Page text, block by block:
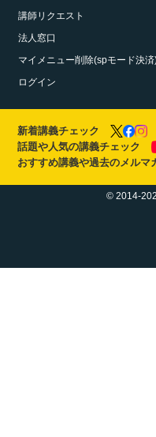
講師リクエスト
法人窓口
マイメニュー削除(spモード決済
ログイン
新着講義チェック
話題や人気の講義チェック
おすすめ講義や過去のメルマ
© 2014-